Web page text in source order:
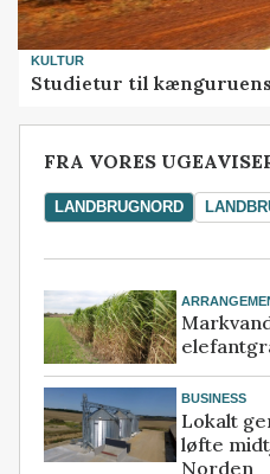
KULTUR
Studietur til
FRA VORES
LANDBRUGNORD
BUSINESS
Lokalt
løfte
Norden